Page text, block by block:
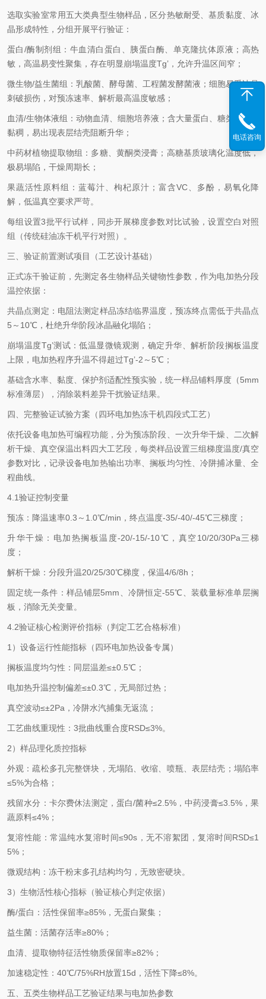
选取实验室常用五大类典型生物样品，区分热敏耐受、基质黏度、冰
晶形成特性，分组开展平行验证：
蛋白/酶制剂组：牛血清白蛋白、胰蛋白酶、单克隆抗体原液；高热
敏，高温易变性聚集，存在明显崩塌温度Tg’，允许升温区间窄；
微生物/益生菌组：乳酸菌、酵母菌、工程菌发酵菌液；细胞易受冰晶
刺破损伤，对预冻速率、解析最高温度敏感；
血清/生物体液组：动物血清、细胞培养液；含大量蛋白、糖类，基质
黏稠，易出现表层结壳阻断升华；
中药材植物提取物组：多糖、黄酮类浸膏；高糖基质玻璃化温度低，
极易塌陷，干燥周期长；
果蔬活性原料组：蓝莓汁、枸杞原汁；富含VC、多酚，易氧化降
解，低温真空要求严苛。
每组设置3批平行试样，同步开展梯度参数对比试验，设置空白对照
组（传统硅油冻干机平行对照）。
三、验证前置测试项目（工艺设计基础）
正式冻干验证前，先测定各生物样品关键物性参数，作为电加热分段
温控依据：
共晶点测定：电阻法测定样品冻结临界温度，预冻终点需低于共晶点
5～10℃，杜绝升华阶段冰晶融化塌陷；
崩塌温度Tg’测试：低温显微镜观测，确定升华、解析阶段搁板温度
上限，电加热程序升温不得超过Tg’-2～5℃；
基础含水率、黏度、保护剂适配性预实验，统一样品铺料厚度（5mm
标准薄层），消除装料差异干扰验证结果。
四、完整验证试验方案（四环电加热冻干机四段式工艺）
依托设备电加热可编程功能，分为预冻阶段、一次升华干燥、二次解
析干燥、真空保温出料四大工艺段，每类样品设置三组梯度温度/真空
参数对比，记录设备电加热输出功率、搁板均匀性、冷阱捕冰量、全
程曲线。
4.1验证控制变量
预冻：降温速率0.3～1.0℃/min，终点温度-35/-40/-45℃三梯度；
升华干燥：电加热搁板温度-20/-15/-10℃，真空10/20/30Pa三梯
度；
解析干燥：分段升温20/25/30℃梯度，保温4/6/8h；
固定统一条件：样品铺层5mm、冷阱恒定-55℃、装载量标准单层搁
板，消除无关变量。
4.2验证核心检测评价指标（判定工艺合格标准）
1）设备运行性能指标（四环电加热设备专属）
搁板温度均匀性：同层温差≤±0.5℃；
电加热升温控制偏差≤±0.3℃，无局部过热；
真空波动≤±2Pa，冷阱水汽捕集无返流；
工艺曲线重现性：3批曲线重合度RSD≤3%。
2）样品理化质控指标
外观：疏松多孔完整饼块，无塌陷、收缩、喷瓶、表层结壳；塌陷率
≤5%为合格；
残留水分：卡尔费休法测定，蛋白/菌种≤2.5%，中药浸膏≤3.5%，果
蔬原料≤4%；
复溶性能：常温纯水复溶时间≤90s，无不溶絮团，复溶时间RSD≤1
5%；
微观结构：冻干粉末多孔结构均匀，无致密硬块。
3）生物活性核心指标（验证核心判定依据）
酶/蛋白：活性保留率≥85%，无蛋白聚集；
益生菌：活菌存活率≥80%；
血清、提取物特征活性物质保留率≥82%；
加速稳定性：40℃/75%RH放置15d，活性下降≤8%。
五、五类生物样品工艺验证结果与电加热参数
电话咨询